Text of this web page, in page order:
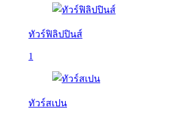
ทัวร์ฟิลิปปินส์
1
ทัวร์สเปน